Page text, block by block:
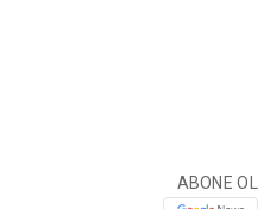
ABONE OL